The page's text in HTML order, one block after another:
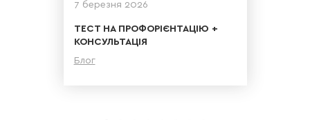
7 березня 2026
ТЕСТ НА ПРОФОРІЄНТАЦІЮ +
КОНСУЛЬТАЦІЯ
Блог